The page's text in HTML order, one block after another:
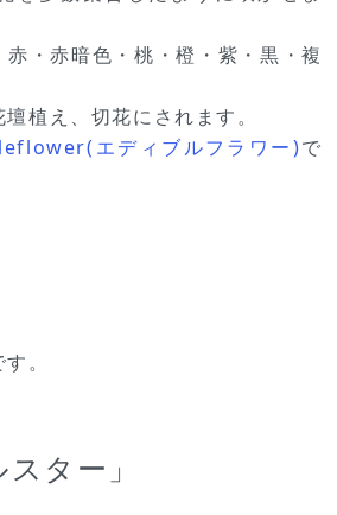
・赤暗色・桃・橙・紫・黒・複
植え、切花にされます。
エディブルフラワー)で
。
ター」